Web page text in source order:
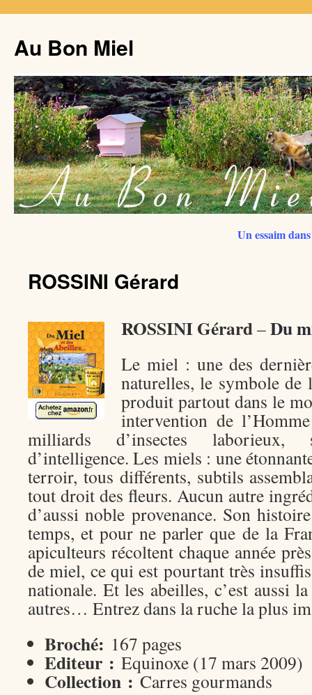
Au Bon Miel
Un essaim
ROSSINI Gérard
ROSSINI Gérard–Du
Le miel : une des
naturelles, le symbole de
produit partout dans le
intervention de
milliards d’insectes laborieux,
d’intelligence. Les miels : une
terroir, tous différents, subtils
tout droit des fleurs. Aucun autre
d’aussi noble provenance. Son
temps, et pour ne parler que de la
apiculteurs récoltent chaque année
de miel, ce qui est pourtant très
nationale. Et les abeilles, c’est aussi
autres… Entrez dans la ruche la plus
Broché: 167 pages
Editeur : Equinoxe (17 mars 2009)
Collection :Carres gourmands